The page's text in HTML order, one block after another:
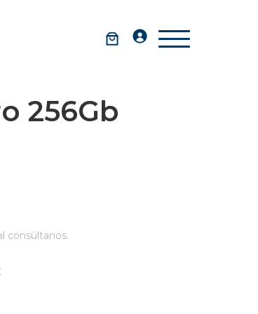
256Gb
consúltanos.